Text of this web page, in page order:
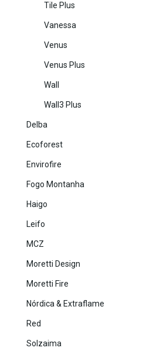
Tile Plus
Vanessa
Venus
Venus Plus
Wall
Wall3 Plus
Delba
Ecoforest
Envirofire
Fogo Montanha
Haigo
Leifo
MCZ
Moretti Design
Moretti Fire
Nórdica & Extraflame
Red
Solzaima